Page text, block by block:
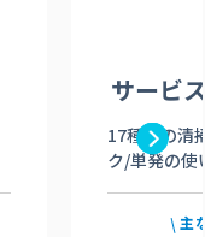
サービ
17種類の清
ク/単発の使
主